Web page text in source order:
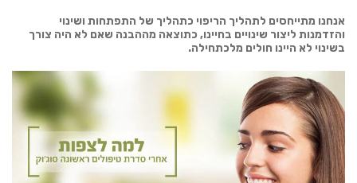
אנחנו מתייחסים לתהליך הריפוי כתהליך של התפתחות ושינוי
והזדמנות ליצור שינויים בחיינו, כתוצאה מההבנה שאם לא היה צורך
בשינוי לא היינו חולים מלכתחילה.